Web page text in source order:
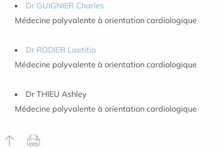
Dr GUIGNIER Charles
Médecine polyvalente à orientation cardiologique
Dr RODIER Laetitia
Médecine polyvalente à orientation cardiologique
Dr THIEU Ashley
Médecine polyvalente à orientation cardiologique